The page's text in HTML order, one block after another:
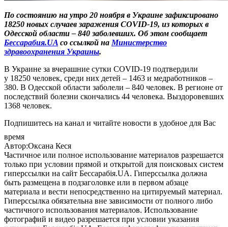
По состоянию на утро 20 ноября в Украине зафиксировано
18250 новых случаев заражения COVID-19, из которых в
Одесской области – 840 заболевших. Об этом сообщает
Бессарабия.UA со ссылкой на Министерство
здравоохранения Украины.
В Украине за вчерашние сутки COVID-19 подтвердили
у 18250 человек, среди них детей – 1463 и медработников –
380. В Одесской области заболели – 840 человек. В регионе от
последствий болезни скончались 44 человека. Выздоровевших
1368 человек.
Подпишитесь на канал и читайте новости в удобное для Вас
время
Автор:Оксана Кеся
Частичное или полное использование материалов разрешается
только при условии прямой и открытой для поисковых систем
гиперссылки на сайт Бессарабія.UA. Гиперссылка должна
быть размещена в подзаголовке или в первом абзаце
материала и вести непосредственно на цитируемый материал.
Гиперссылка обязательна вне зависимости от полного либо
частичного использования материалов. Использование
фотографий и видео разрешается при условии указания